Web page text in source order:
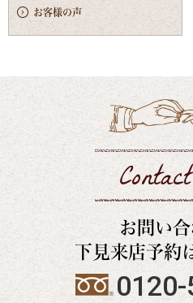
お客様の声
お問い
下見来店予約